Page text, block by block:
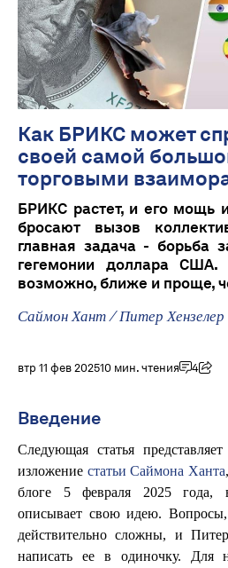
Как БРИКС может
своей самой
торговыми
БРИКС растет, и его мощь
бросают вызов
главная задача - борьба
гегемонии доллара
возможно, ближе и проще,
Саймон Хант/Питер Хензелер
втр 11 фев 202510 мин. чтения 4
Введение
Следующая статья
изложение статьи Саймона Ханта
блоге 5 февраля 2025 года,
описывает свою идею.
действительно сложны, и
написать ее в одиночку. Для